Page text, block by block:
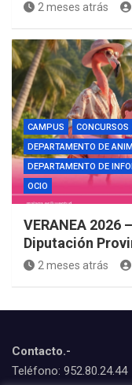
2 meses atrás
CAMPUS CONCURSOS
DEPARTAMENTO DE
DEPARTAMENTO DE
OCIO
VERANEA 2026
Diputación
2 meses atrás
Contacto.-
Teléfono: 952.80.24.44